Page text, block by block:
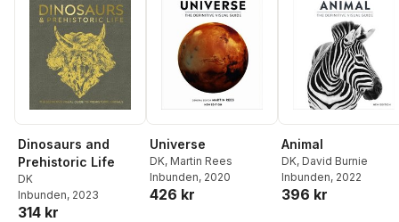
Dinosaurs and
Prehistoric Life
DK
Inbunden, 2023
314 kr
Universe
DK, Martin Rees
Inbunden, 2020
426 kr
Animal
DK, David Burnie
Inbunden, 2022
396 kr